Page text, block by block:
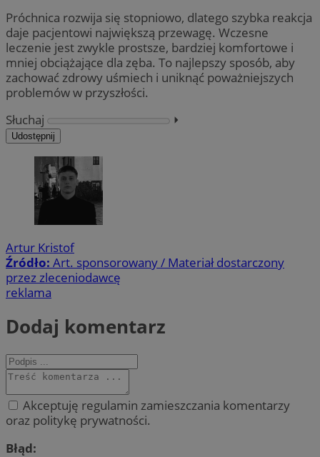
Próchnica rozwija się stopniowo, dlatego szybka reakcja
daje pacjentowi największą przewagę. Wczesne
leczenie jest zwykle prostsze, bardziej komfortowe i
mniej obciążające dla zęba. To najlepszy sposób, aby
zachować zdrowy uśmiech i uniknąć poważniejszych
problemów w przyszłości.
Słuchaj
⏵︎
Udostępnij
Artur Kristof
Źródło: Art. sponsorowany / Materiał dostarczony
przez zleceniodawcę
reklama
Dodaj komentarz
Akceptuję regulamin zamieszczania komentarzy
oraz politykę prywatności.
Błąd: